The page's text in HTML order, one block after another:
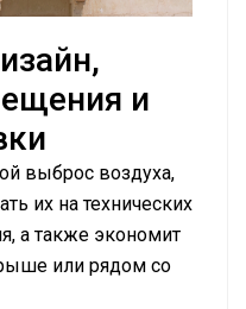
и
выброс воздуха,
их на технических
а также экономит
или рядом со